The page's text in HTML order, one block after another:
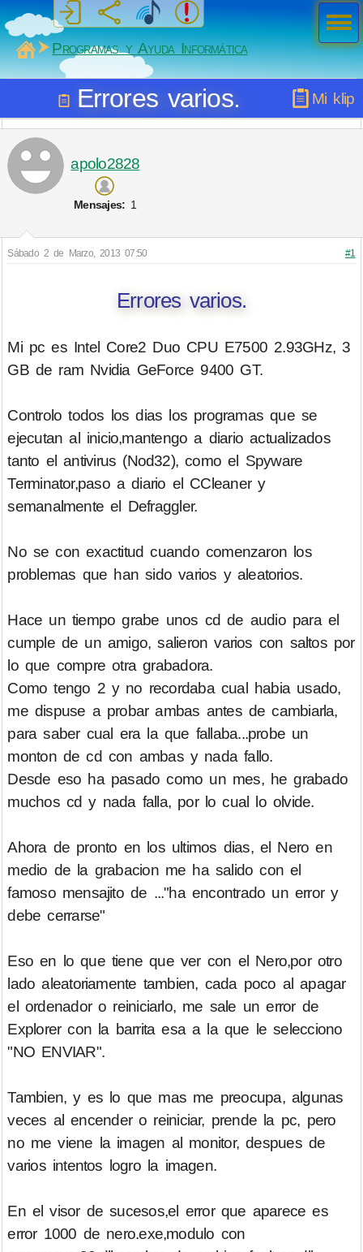
MiSabueso
Programas y Ayuda Informática
Mi klip
Errores varios.
apolo2828
Mensajes: 1
Sábado 2 de Marzo, 2013 07:50 #1
Errores varios.
Mi pc es Intel Core2 Duo CPU E7500 2.93GHz, 3
GB de ram Nvidia GeForce 9400 GT.
Controlo todos los dias los programas que se
ejecutan al inicio,mantengo a diario actualizados
tanto el antivirus (Nod32), como el Spyware
Terminator,paso a diario el CCleaner y
semanalmente el Defraggler.
No se con exactitud cuando comenzaron los
problemas que han sido varios y aleatorios.
Hace un tiempo grabe unos cd de audio para el
cumple de un amigo, salieron varios con saltos por
lo que compre otra grabadora.
Como tengo 2 y no recordaba cual habia usado,
me dispuse a probar ambas antes de cambiarla,
para saber cual era la que fallaba...probe un
monton de cd con ambas y nada fallo.
Desde eso ha pasado como un mes, he grabado
muchos cd y nada falla, por lo cual lo olvide.
Ahora de pronto en los ultimos dias, el Nero en
medio de la grabacion me ha salido con el
famoso mensajito de ..."ha encontrado un error y
debe cerrarse"
Eso en lo que tiene que ver con el Nero,por otro
lado aleatoriamente tambien, cada poco al apagar
el ordenador o reiniciarlo, me sale un error de
Explorer con la barrita esa a la que le selecciono
"NO ENVIAR".
Tambien, y es lo que mas me preocupa, algunas
veces al encender o reiniciar, prende la pc, pero
no me viene la imagen al monitor, despues de
varios intentos logro la imagen.
En el visor de sucesos,el error que aparece es
error 1000 de nero.exe,modulo con
Men
ú